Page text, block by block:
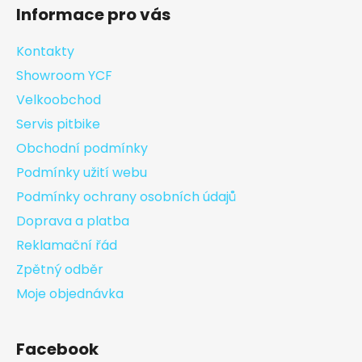
Informace pro vás
Kontakty
Showroom YCF
Velkoobchod
Servis pitbike
Obchodní podmínky
Podmínky užití webu
Podmínky ochrany osobních údajů
Doprava a platba
Reklamační řád
Zpětný odběr
Moje objednávka
Facebook